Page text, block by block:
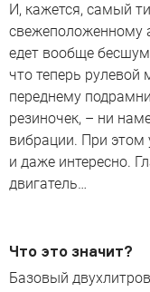
И, кажется, самый
свежеположенному
едет вообще
что теперь рулевой
переднему
резиночек, – ни
вибрации. При этом
и даже интересно.
двигатель…
Что это значит?
Базовый